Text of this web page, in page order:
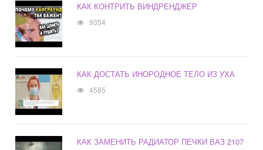
КАК КОНТРИТЬ ВИНДРЕНДЖЕР
9354
КАК ДОСТАТЬ ИНОРОДНОЕ ТЕЛО ИЗ УХА
4585
КАК ЗАМЕНИТЬ РАДИАТОР ПЕЧКИ ВАЗ 2107